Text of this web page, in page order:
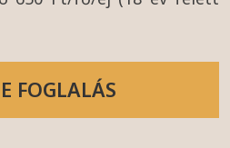
FOGLALÁS